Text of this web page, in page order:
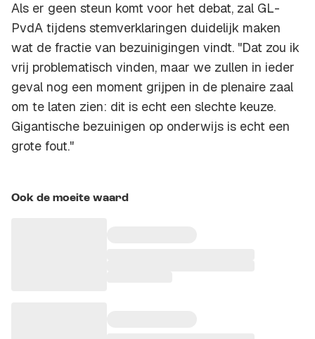
Als er geen steun komt voor het debat, zal GL-
PvdA tijdens stemverklaringen duidelijk maken
wat de fractie van bezuinigingen vindt. "Dat zou ik
vrij problematisch vinden, maar we zullen in ieder
geval nog een moment grijpen in de plenaire zaal
om te laten zien: dit is echt een slechte keuze.
Gigantische bezuinigen op onderwijs is echt een
grote fout."
Ook de moeite waard